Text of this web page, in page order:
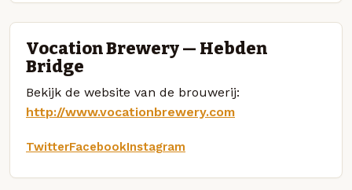
Vocation Brewery — Hebden
Bridge
Bekijk de website van de brouwerij:
http://www.vocationbrewery.com
TwitterFacebookInstagram